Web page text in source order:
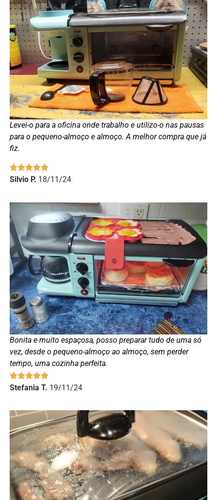
Levei-o para a oficina onde trabalho e utilizo-o nas pausas
para o pequeno-almoço e almoço. A melhor compra que já
fiz.
Silvio P. 18/11/24
Bonita e muito espaçosa, posso preparar tudo de uma só
vez, desde o pequeno-almoço ao almoço, sem perder
tempo, uma cozinha perfeita.
Stefania T. 19/11/24